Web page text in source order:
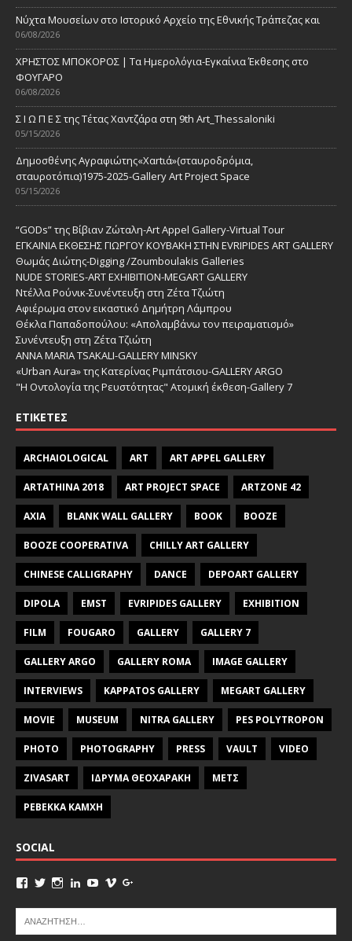
Νύχτα Μουσείων στο Ιστορικό Αρχείο της Εθνικής Τράπεζας και
06/08/2026
ΧΡΗΣΤΟΣ ΜΠΟΚΟΡΟΣ | Τα Ημερολόγια-Εγκαίνια Έκθεσης στο
ΦΟΥΓΑΡΟ
06/08/2026
Σ Ι Ω Π Ε Σ της Τέτας Χαντζάρα στη 9th Art_Thessaloniki
05/15/2026
Δημοσθένης Αγραφιώτης«Xαrtιά»(σταυροδρόμια,
σταυροτόπια)1975-2025-Gallery Art Project Space
05/15/2026
“GODs” της Βίβιαν Ζώταλη-Art Appel Gallery-Virtual Tour
ΕΓΚΑΙΝΙΑ ΕΚΘΕΣΗΣ ΓΙΩΡΓΟΥ ΚΟΥΒΑΚΗ ΣΤΗΝ EVRIPIDES ART GALLERY
Θωμάς Διώτης-Digging /Zoumboulakis Galleries
NUDE STORIES-ΑRT EXHIBITION-MEGART GALLERY
Ντέλλα Ρούνικ-Συνέντευξη στη Ζέτα Τζιώτη
Αφιέρωμα στον εικαστικό Δημήτρη Λάμπρου
Θέκλα Παπαδοπούλου: «Απολαμβάνω τον πειραματισμό»
Συνέντευξη στη Ζέτα Τζιώτη
ANNA MARIA TSAKALI-GALLERY MINSKY
«Urban Aura» της Κατερίνας Ριμπάτσιου-GALLERY ARGO
"Η Οντολογία της Ρευστότητας" Ατομική έκθεση-Gallery 7
ΕΤΙΚΈΤΕΣ
ARCHAIOLOGICAL ART ART APPEL GALLERY
ARTATHINA 2018 ART PROJECT SPACE ARTZONE 42
AXIA BLANK WALL GALLERY BOOK BOOZE
BOOZE COOPERATIVA CHILLY ART GALLERY
CHINESE CALLIGRAPHY DANCE DEPOART GALLERY
DIPOLA EMST EVRIPIDES GALLERY EXHIBITION
FILM FOUGARO GALLERY GALLERY 7
GALLERY ARGO GALLERY ROMA IMAGE GALLERY
INTERVIEWS KAPPATOS GALLERY MEGART GALLERY
MOVIE MUSEUM NITRA GALLERY PES POLYTROPON
PHOTO PHOTOGRAPHY PRESS VAULT VIDEO
ZIVASART ΙΔΡΥΜΑ ΘΕΟΧΑΡΑΚΗ ΜΕΤΣ
ΡΕΒΕΚΚΑ ΚΑΜΧΗ
SOCIAL